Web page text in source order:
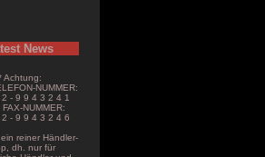
News
Achtung:
NUMMER:
- 9 9 4 3 2 4 1
NUMMER:
- 9 9 4 3 2 4 6
reiner Händler-
dh. nur für